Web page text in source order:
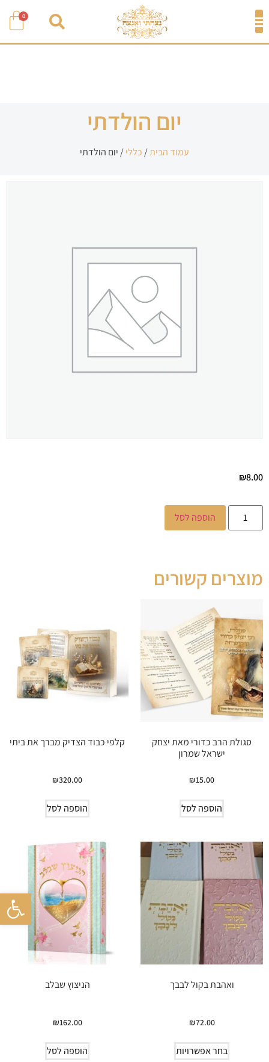
פתח
0
יום הולדתי
עמוד הבית/ כללי/ יום הולדתי
₪8.00
הוספה לסל
מוצרים קשורים
סגולת הרב כדורי מאת יצחק
ישראל שמרון
₪15.00
הוספה לסל
קלפי כבוד הצדיק מברך את ביתי
₪320.00
הוספה לסל
ואהבת בקול לבבך
₪72.00
בחר אפשרויות
הניצוץ שבלב
₪162.00
הוספה לסל